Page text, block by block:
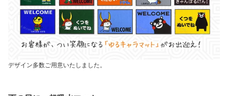
デザイン多数ご用意いたしました。